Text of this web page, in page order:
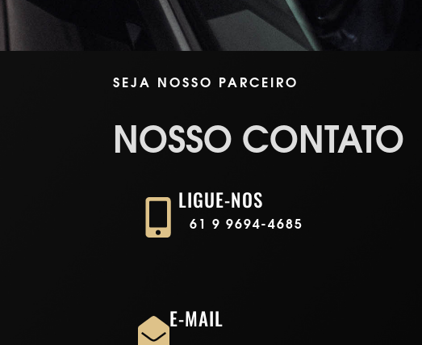
SEJA NOSSO PARCEIRO
NOSSO CONTATO
LIGUE-NOS
61 9 9694-4685
E-MAIL